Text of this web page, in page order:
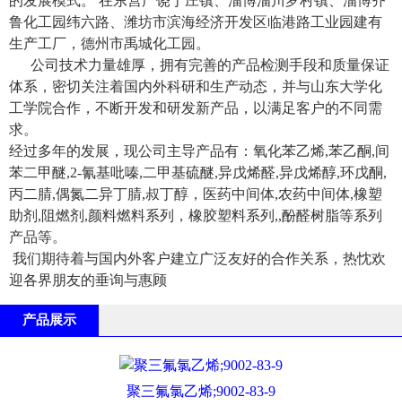
鲁化工园纬六路、潍坊市滨海经济开发区临港路工业园建有
生产工厂，德州市禹城化工园。
公司技术力量雄厚，拥有完善的产品检测手段和质量保证
体系，密切关注着国内外科研和生产动态，并与山东大学化
工学院合作，不断开发和研发新产品，以满足客户的不同需
求。
经过多年的发展，现公司主导产品有：氧化苯乙烯,苯乙酮,间
苯二甲醚,2-氰基吡嗪,二甲基硫醚,异戊烯醛,异戊烯醇,环戊酮,
丙二腈,偶氮二异丁腈,叔丁醇，医药中间体,农药中间体,橡塑
助剂,阻燃剂,颜料燃料系列，橡胶塑料系列,,酚醛树脂等系列
产品等。
我们期待着与国内外客户建立广泛友好的合作关系，热忱欢
迎各界朋友的垂询与惠顾
产品展示
聚三氟氯乙烯;9002-83-9